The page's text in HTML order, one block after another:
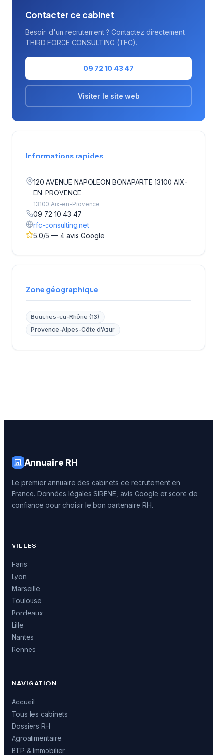
Contacter ce cabinet
Besoin d'un recrutement ? Contactez directement
THIRD FORCE CONSULTING (TFC).
09 72 10 43 47
Visiter le site web
Informations rapides
120 AVENUE NAPOLEON BONAPARTE 13100 AIX-
EN-PROVENCE
13100 Aix-en-Provence
09 72 10 43 47
rfc-consulting.net
5.0/5 — 4 avis Google
Zone géographique
Bouches-du-Rhône (13)
Provence-Alpes-Côte d'Azur
Annuaire RH
Le premier annuaire des cabinets de recrutement en
France. Données légales SIRENE, avis Google et score de
confiance pour choisir le bon partenaire RH.
VILLES
Paris
Lyon
Marseille
Toulouse
Bordeaux
Lille
Nantes
Rennes
NAVIGATION
Accueil
Tous les cabinets
Dossiers RH
Agroalimentaire
BTP & Immobilier